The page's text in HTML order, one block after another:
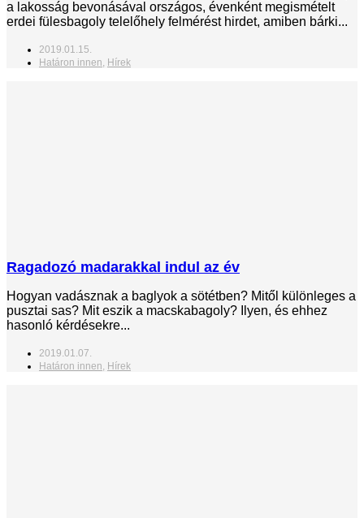
a lakosság bevonásával országos, évenként megismételt
erdei fülesbagoly telelőhely felmérést hirdet, amiben bárki...
2019.01.15.
Határon innen Hírek
Ragadozó madarakkal indul az év
Hogyan vadásznak a baglyok a sötétben? Mitől különleges a
pusztai sas? Mit eszik a macskabagoly? Ilyen, és ehhez
hasonló kérdésekre...
2019.01.07.
Határon innen Hírek